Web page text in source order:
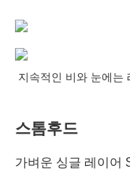
지속적인 비와 눈에는
스톰후드
가벼운 싱글 레이어